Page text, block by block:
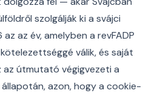
szolgálják ki a svájci
az év, amelyben a revFADP
válik, és saját
az útmutató végigvezeti a
azon, hogy a cookie-